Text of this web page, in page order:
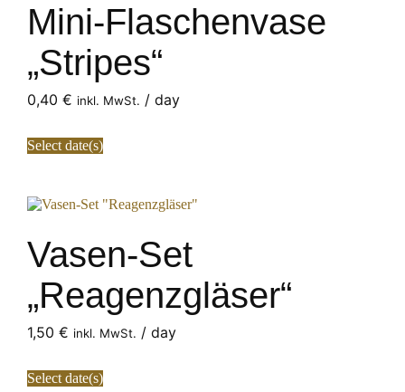
Mini-Flaschenvase
„Stripes“
0,40€ inkl. MwSt. / day
Select date(s)
Vasen-Set
„Reagenzgläser“
1,50€ inkl. MwSt. / day
Select date(s)